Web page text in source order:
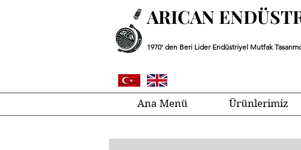
ARICAN
1970' den Beri Lider Endüstriyel Mutfak
Ana Menü Ürünlerimiz